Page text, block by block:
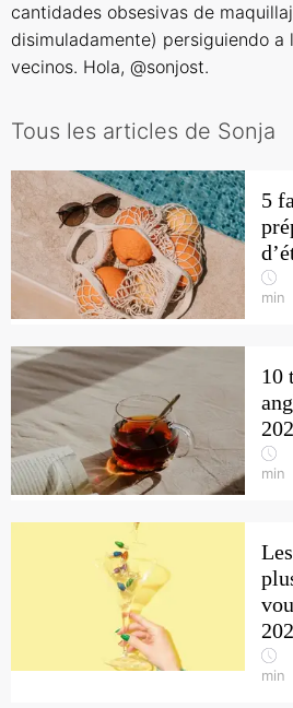
cantidades obsesivas de
disimuladamente) persiguiendo a
vecinos. Hola, @sonjost.
Tous les articles de Sonja
5
min
10
min
min